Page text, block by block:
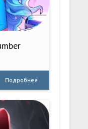
Подробнее